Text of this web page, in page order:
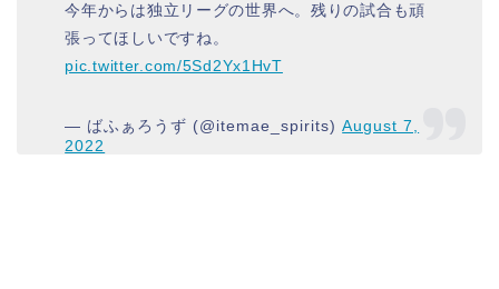
今年からは独立リーグの世界へ。残りの試合も頑
張ってほしいですね。
pic.twitter.com/5Sd2Yx1HvT
— ばふぁろうず (@itemae_spirits)August 7,
2022